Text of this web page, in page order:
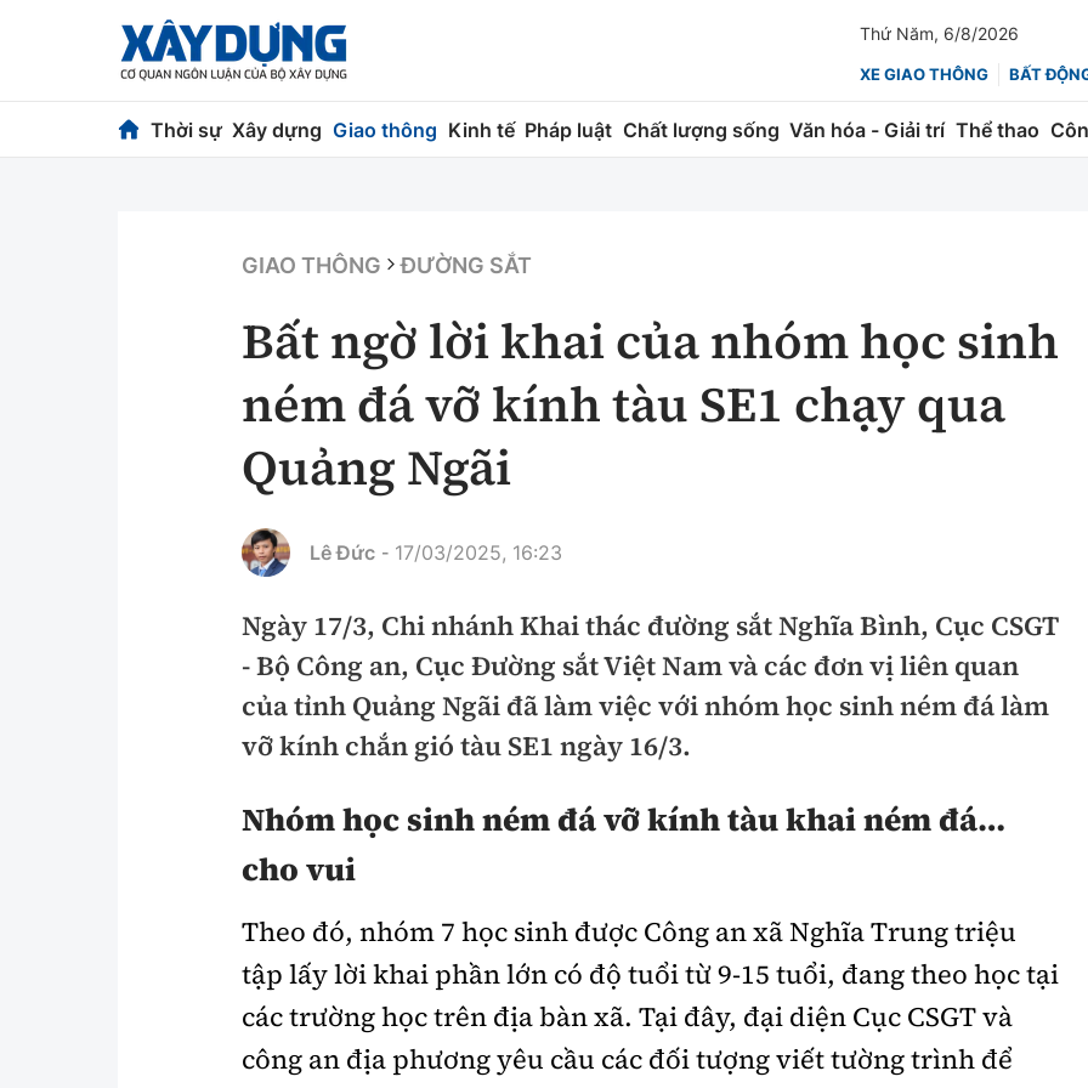
Thứ Năm, 6/8/2026
XE GIAO THÔNG BẤT
Thời sự Xây dựng Giao thông Kinh tế Pháp luật Chất lượng sống Văn hóa - Giải trí Thể thao
Chuyện dọc đường
Chỉ đạo điều hành
Vật liệu xây dựng
Giám định chất lượng
Quản lý đô thị
Hàng không
Đường sắt
Hàng hải
Đường sắt đô thị
Nhà thầu
Chứng khoán
Bảo hiểm
An ninh hình sự
An toàn giao thông
Giao thông 24h
ATGT địa phương
Văn hóa giao thông
Chung tay vì ATGT
Chất lượng sống Văn hóa - Giải Trí
Văn hóa
Thể thao
Bóng đá
Công nghệ
Công nghệ mới
GIAO THÔNG ĐƯỜNG SẮT
Bất ngờ lời khai của nhóm học sinh
ném đá vỡ kính tàu SE1 chạy qua
Quảng Ngãi
Lê Đức - 17/03/2025, 16:23
Ngày 17/3, Chi nhánh Khai thác đường sắt Nghĩa Bình, Cục CSGT
- Bộ Công an, Cục Đường sắt Việt Nam và các đơn vị liên quan
của tỉnh Quảng Ngãi đã làm việc với nhóm học sinh ném đá làm
vỡ kính chắn gió tàu SE1 ngày 16/3.
Nhóm học sinh ném đá vỡ kính tàu khai ném đá…
cho vui
Theo đó, nhóm 7 học sinh được Công an xã Nghĩa Trung triệu
tập lấy lời khai phần lớn có độ tuổi từ 9-15 tuổi, đang theo học tại
các trường học trên địa bàn xã. Tại đây, đại diện Cục CSGT và
công an địa phương yêu cầu các đối tượng viết tường trình để